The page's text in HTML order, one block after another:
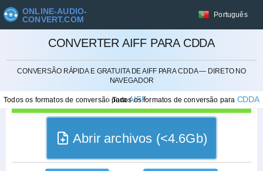
ONLINE-AUDIO-
CONVERT.COM
Português
CONVERTER AIFF PARA CDDA
CONVERSÃO RÁPIDA E GRATUITA DE AIFF PARA CDDA — DIRETO NO
NAVEGADOR
Todos os formatos de conversão paraAIFF
Todos os formatos de conversão para CDDA
Abrir archivos (<4.6Gb)